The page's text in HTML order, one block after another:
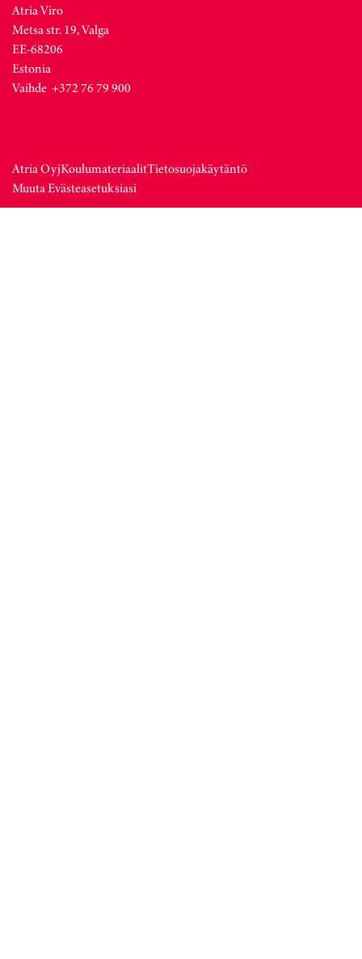
Atria Viro
Metsa str. 19, Valga
EE-68206
Estonia
Vaihde +372 76 79 900
Atria OyjKoulumateriaalitTietosuojakäytäntö
Muuta Evästeasetuksiasi